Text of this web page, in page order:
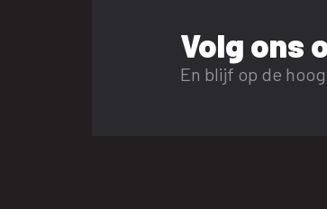
Volg ons
En blijf op de